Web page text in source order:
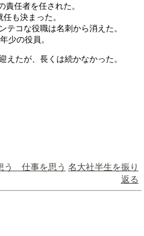
責任者を任された。
も決まった。
テコな役職は名刺から消えた。
少の役員。
えたが、長くは続かなかった。
う 仕事を思う 名大社半生を振り
返る